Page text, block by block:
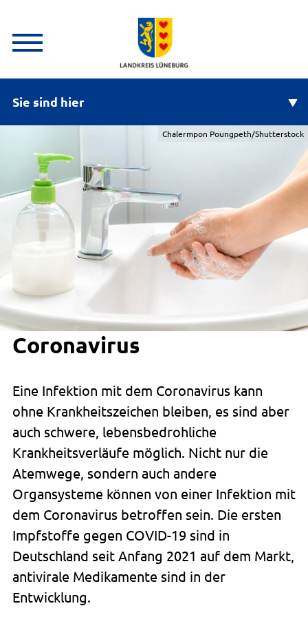
Sie sind hier
Chalermpon Poungpeth/Shutterstock
Coronavirus
Eine Infektion mit dem Coronavirus kann
ohne Krankheitszeichen bleiben, es sind aber
auch schwere, lebensbedrohliche
Krankheitsverläufe möglich. Nicht nur die
Atemwege, sondern auch andere
Organsysteme können von einer Infektion mit
dem Coronavirus betroffen sein. Die ersten
Impfstoffe gegen COVID-19 sind in
Deutschland seit Anfang 2021 auf dem Markt,
antivirale Medikamente sind in der
Entwicklung.